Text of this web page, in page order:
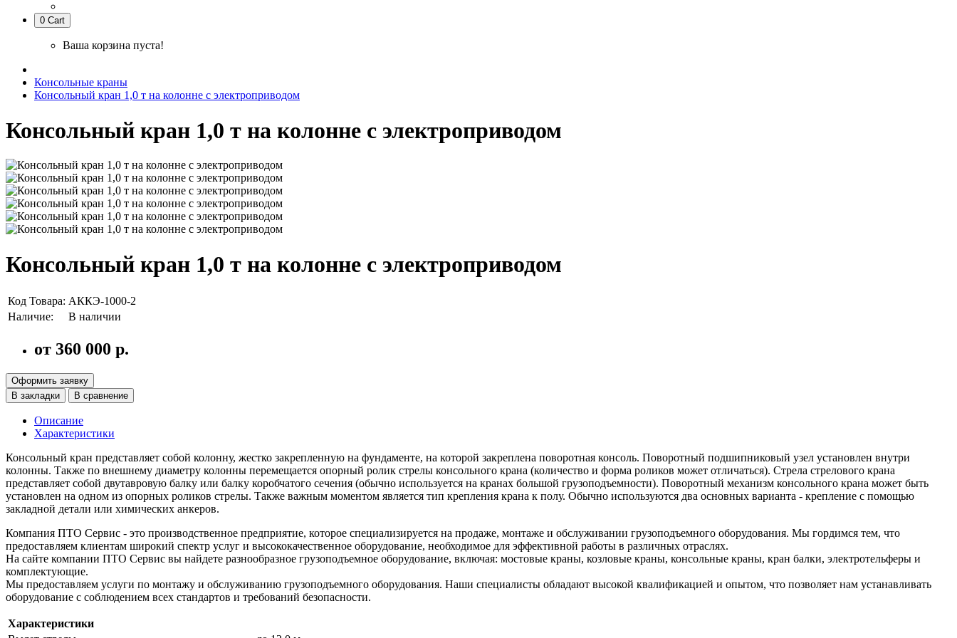
0 Cart
Ваша корзина пуста!
Консольные краны
Консольный кран 1,0 т на колонне с электроприводом
Консольный кран 1,0 т на колонне с электроприводом
Консольный кран 1,0 т на колонне с электроприводом
Код Товара: АККЭ-1000-2
Наличие:
В наличии
от 360 000 р.
Оформить заявку
В закладки
В сравнение
Описание
Характеристики
Консольный кран представляет собой колонну, жестко закрепленную на фундаменте, на которой закреплена поворотная консоль. Поворотный подшипниковый узел установлен внутри
колонны. Также по внешнему диаметру колонны перемещается опорный ролик стрелы консольного крана (количество и форма роликов может отличаться). Стрела стрелового крана
представляет собой двутавровую балку или балку коробчатого сечения (обычно используется на кранах большой грузоподъемности). Поворотный механизм консольного крана может быть
установлен на одном из опорных роликов стрелы. Также важным моментом является тип крепления крана к полу. Обычно используются два основных варианта - крепление с помощью
закладной детали или химических анкеров.
Компания ПТО Сервис - это производственное предприятие, которое специализируется на продаже, монтаже и обслуживании грузоподъемного оборудования. Мы гордимся тем, что
предоставляем клиентам широкий спектр услуг и высококачественное оборудование, необходимое для эффективной работы в различных отраслях.
На сайте компании ПТО Сервис вы найдете разнообразное грузоподъемное оборудование, включая: мостовые краны, козловые краны, консольные краны, кран балки, электротельферы и
комплектующие.
Мы предоставляем услуги по монтажу и обслуживанию грузоподъемного оборудования. Наши специалисты обладают высокой квалификацией и опытом, что позволяет нам устанавливать
оборудование с соблюдением всех стандартов и требований безопасности.
Характеристики